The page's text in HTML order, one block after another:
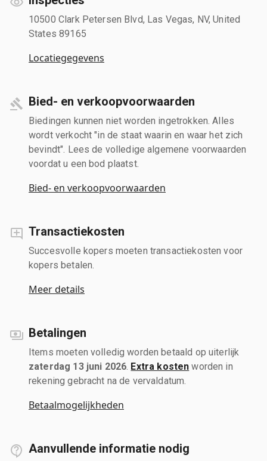
10500 Clark Petersen Blvd, Las Vegas, NV, United
States 89165
Locatiegegevens
Bied- en verkoopvoorwaarden
Biedingen kunnen niet worden ingetrokken. Alles
wordt verkocht "in de staat waarin en waar het zich
bevindt". Lees de volledige algemene voorwaarden
voordat u een bod plaatst.
Bied- en verkoopvoorwaarden
Transactiekosten
Succesvolle kopers moeten transactiekosten voor
kopers betalen.
Meer details
Betalingen
Items moeten volledig worden betaald op uiterlijk
zaterdag 13 juni 2026 Extra kosten worden in
rekening gebracht na de vervaldatum.
Betaalmogelijkheden
Aanvullende informatie nodig